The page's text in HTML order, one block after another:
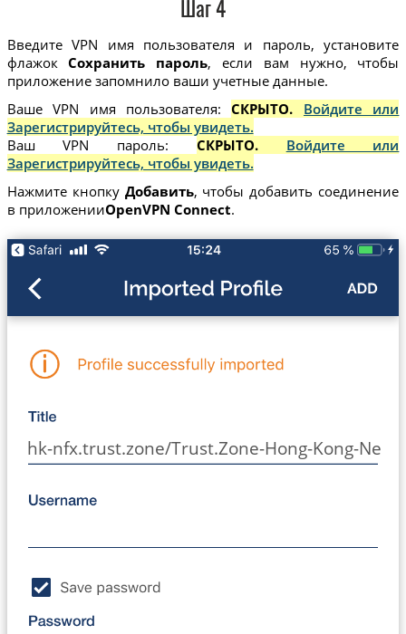
Шаг 4
Введите VPN имя пользователя и пароль, установите
флажокСохранить пароль, если вам нужно, чтобы
приложение запомнило ваши учетные данные.
Ваше VPN имя пользователя:СКРЫТО. Войдите или
Зарегистрируйтесь, чтобы увидеть.
Ваш VPN пароль: СКРЫТО. Войдите или
Зарегистрируйтесь, чтобы увидеть.
Нажмите кнопку Добавить, чтобы добавить соединение
в приложенииOpenVPN Connect.
hk-nfx.trust.zone/Trust.Zone-Hong-Kong-